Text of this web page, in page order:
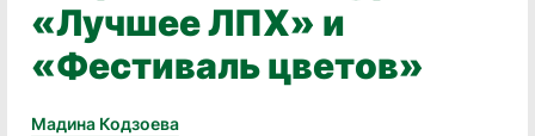
«Лучшее ЛПХ» и
«Фестиваль цветов»
Мадина Кодзоева